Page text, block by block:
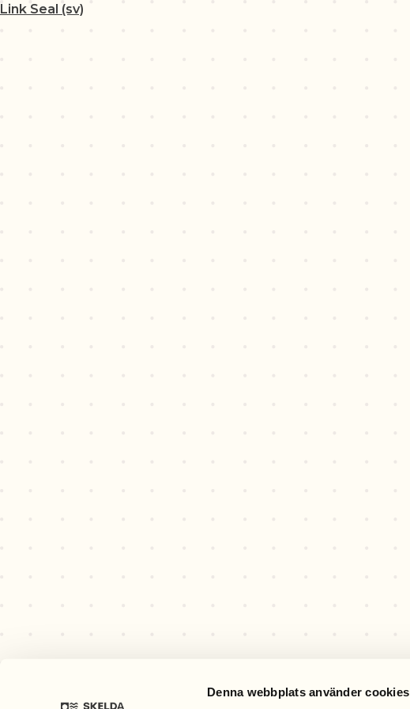
Denna webbplats använder cookies
Link Seal (sv)